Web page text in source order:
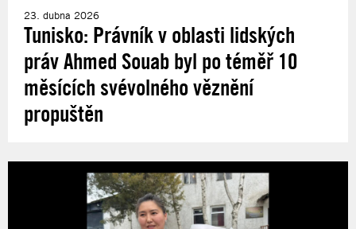
23. dubna 2026
Tunisko: Právník v oblasti lidských
práv Ahmed Souab byl po téměř 10
měsících svévolného věznění
propuštěn